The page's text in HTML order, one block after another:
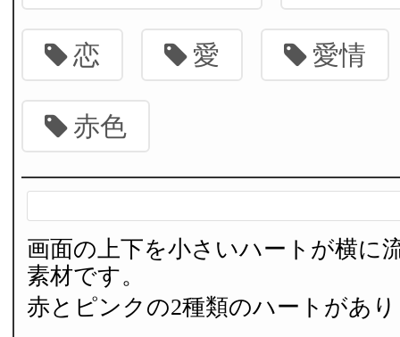
恋 愛 愛情
赤色
画面の上下を小さいハートが横に
素材です。
赤とピンクの2種類のハートがあ